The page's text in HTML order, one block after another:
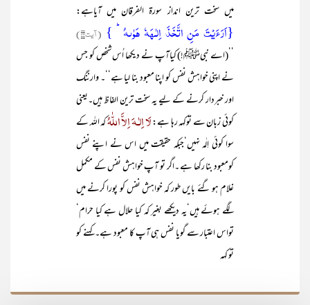
میں سخت ترین انداز سورۃ الفرقان میں آیاہے:
{اَرَءَیۡتَ مَنِ اتَّخَذَ اِلٰـہَہٗ ہَوٰىہُ ؕ } (آیت۴۳)
’’(اے نبیﷺ!) کیاآپ نے دیکھا اُس شخص کو جس
نے اپنی خواہش نفس کو اپنا معبود بنا لیا ہے‘‘۔ وارننگ
اور خبردار کرنے کے لیے یہ سخت ترین الفاظ ہیں۔یعنی
کوئی زبان سے توکہہ رہا ہے:لَا اِلٰـہَ اِلاَّ اللّٰہُکہ اللہ کے
سوا کوئی اِلٰہ نہیں‘جبکہ حقیقت میں اس نے اپنے نفس
کومعبود بنا رکھا ہے ۔اگر تو آپ خواہش نفس کے مکمل
غلام ہو گئے بایں طور کہ خواہش نفس کو پورا کرنے میں
لگے ہوئے ہیں‘یہ دیکھے بغیر کہ کیا حلال ہے کیا حرام‘
تواس اعتبار سے گویا نفس ہی آپ کا معبود ہے۔ کہنے کو
تو کہہ